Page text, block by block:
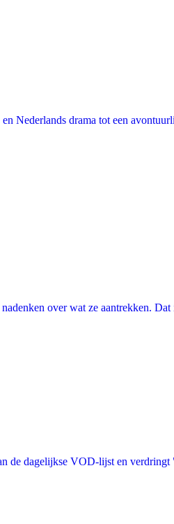
Nederlands drama tot een
over wat ze aantrekken.
de dagelijkse VOD-lijst en